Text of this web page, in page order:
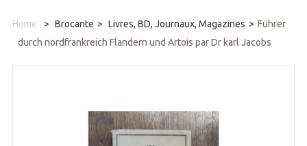
Home > Brocante > Livres, BD, Journaux, Magazines > Führer
durch nordfrankreich Flandern und Artois par Dr karl Jacobs